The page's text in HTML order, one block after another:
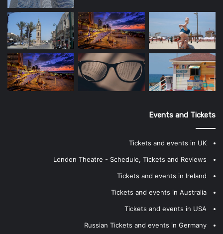
Events and Tickets
Tickets and events in UK
London Theatre - Schedule, Tickets and Reviews
Tickets and events in Ireland
Tickets and events in Australia
Tickets and events in USA
Russian Tickets and events in Germany